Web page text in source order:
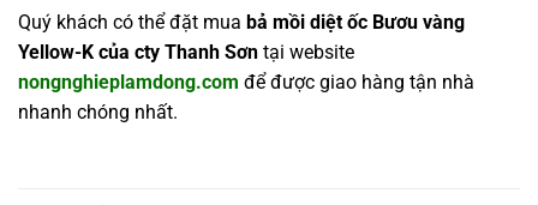
Quý khách có thể đặt mua bả mồi diệt ốc Bươu vàng
Yellow-K của cty Thanh Sơn tại website
nongnghieplamdong.com để được giao hàng tận nhà
nhanh chóng nhất.